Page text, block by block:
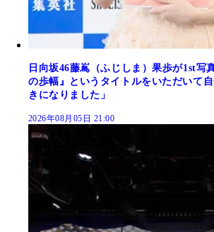
日向坂46藤嶌（ふじしま）果歩が1st写
の歩幅』というタイトルをいただいて
きになりました」
2026年08月05日 21:00